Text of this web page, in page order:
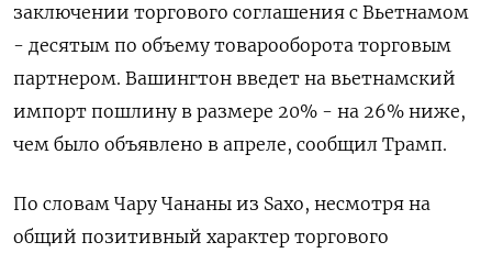
заключении торгового соглашения с Вьетнамом
- десятым по объему товарооборота торговым
партнером. Вашингтон введет на вьетнамский
импорт пошлину в размере 20% - на 26% ниже,
чем было объявлено в апреле, сообщил Трамп.
По словам Чару Чананы из Saxo, несмотря на
общий позитивный характер торгового